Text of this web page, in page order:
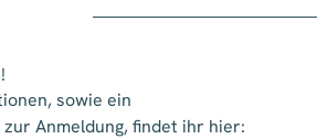
sowie ein
Anmeldung, findet ihr hier: